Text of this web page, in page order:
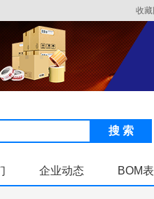
收
搜 索
企业动态 BOM